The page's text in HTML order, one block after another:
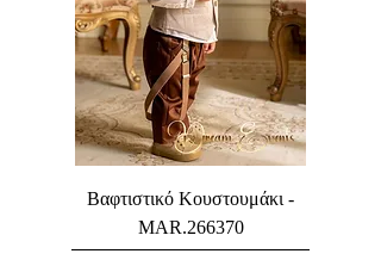
Βαφτιστικό Κουστουμάκι -
MAR.266370